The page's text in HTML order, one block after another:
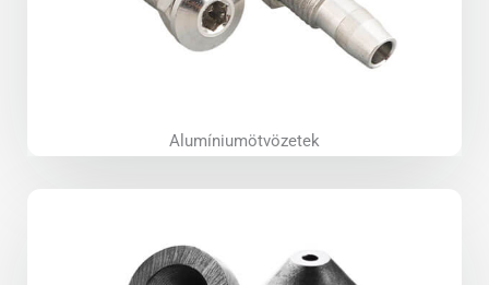
Alumíniumötvözetek